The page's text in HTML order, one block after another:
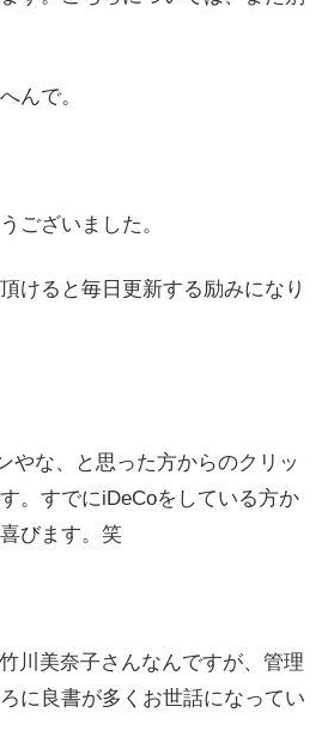
んで。
ございました。
けると毎日更新する励みになり
やな、と思った方からのクリッ
。すでにiDeCoをしている方か
びます。笑
川美奈子さんなんですが、管理
に良書が多くお世話になってい